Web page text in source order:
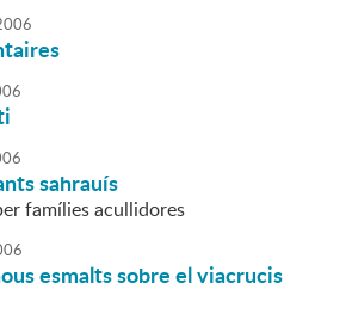
sahrauís
famílies acullidores
esmalts sobre el viacrucis